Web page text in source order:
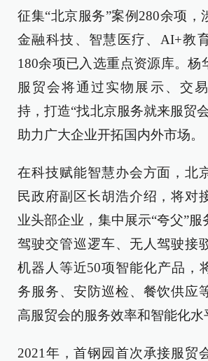
征集“北京服务”案例280余项，
金融科技、智慧医疗、AI+教
180余项已入选重点资源库。杨
服贸会将通过实物展示、交
持，打造“找北京服务就来服贸
助力广大企业开拓国内外市场。
在科技赋能智慧办会方面，北
民政府副区长胡浩介绍，将对
业头部企业，集中展示“夸父”
驾驶交管巡逻车、无人驾驶接
机器人等近50项智能化产品，
务服务、安防巡检、餐饮供应
高服贸会的服务效率和智能化水
2021年，首钢园首次承接服贸